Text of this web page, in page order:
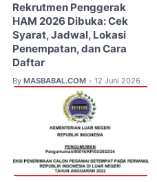
Rekrutmen Penggerak
HAM 2026 Dibuka: Cek
Syarat, Jadwal, Lokasi
Penempatan, dan Cara
Daftar
By MASBABAL.COM • 12 Juni 2026